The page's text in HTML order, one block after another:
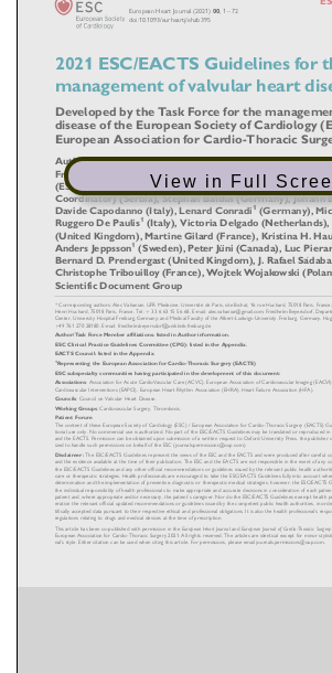
View in Full